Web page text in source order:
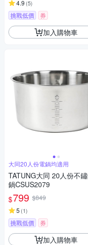
4.9 (5)
挑戰低價 券
加入購物車
大同20人份電鍋均適用
TATUNG大同 20人份不
鍋CSUS2079
$799 $849
5 (1)
挑戰低價 券
加入購物車